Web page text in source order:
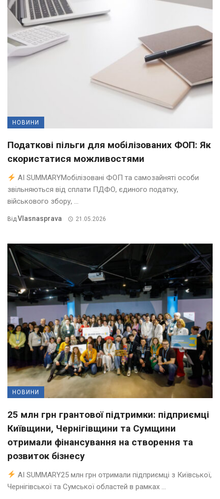
НОВИНИ
Податкові пільги для мобілізованих ФОП: Як
скористатися можливостями
AI SUMMARYМобілізовані ФОП та самозайняті особи
звільняються від сплати ПДФО, єдиного податку,
військового збору, ...
ВідVlasnasprava 21.05.2026
НОВИНИ
25 млн грн грантової підтримки: підприємці
Київщини, Чернігівщини та Сумщини
отримали фінансування на створення та
розвиток бізнесу
AI SUMMARY25 млн грн отримали підприємці з Київської,
Чернігівської та Сумської областей в рамках ...